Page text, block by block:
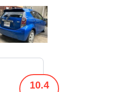
1/18
10.4